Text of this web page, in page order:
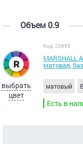
Объем 0.9
выбрать
цвет
Код: 25855
MARSHALL
матовая,
матовый
Есть в